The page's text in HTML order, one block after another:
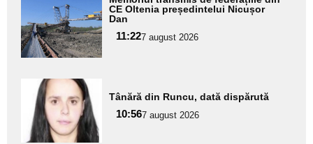
aici textul
pentru
subtitlu
CE Oltenia președintelui Nicușor
Dan
11:227 august 2026
Adaugă
aici textul
pentru
subtitlu
Tânără din Runcu, dată dispărută
10:567 august 2026